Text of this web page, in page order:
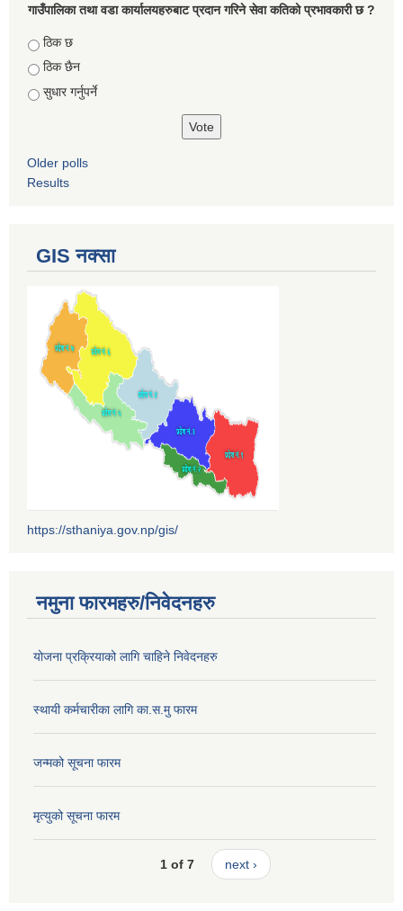
गाउँपालिका तथा वडा कार्यालयहरुबाट प्रदान गरिने सेवा कतिको प्रभावकारी छ ?
Choices
ठिक छ
ठिक छैन
सुधार गर्नुपर्ने
Older polls
Results
GIS नक्सा
https://sthaniya.gov.np/gis/
नमुना फारमहरु/निवेदनहरु
योजना प्रक्रियाको लागि चाहिने निवेदनहरु
स्थायी कर्मचारीका लागि का.स.मु फारम
जन्मको सूचना फारम
मृत्युको सूचना फारम
1 of 7 next ›